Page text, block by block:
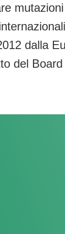
dalla
del